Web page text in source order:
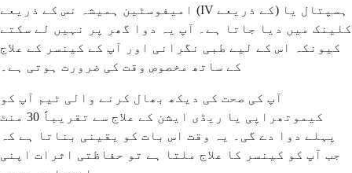
امیفوسٹین ہمیشہ نس کے ذریعے (IV کے ذریعے) ہسپتال یا
کلینک میں دیا جاتا ہے۔ آپ یہ دوا گھر پر نہیں لے سکتے
کیونکہ اس کے لیے طبی نگرانی اور آپ کے کینسر کے علاج
کے ساتھ مخصوص وقت کی ضرورت ہوتی ہے۔
آپ کی صحت کی دیکھ بھال کرنے والی ٹیم آپ کو
کیموتھراپی یا ریڈی ایشن کے علاج سے تقریباً 30 منٹ
پہلے دوا دے گی۔ یہ وقت اس بات کو یقینی بناتا ہے کہ
جب آپ کو کینسر کا علاج ملتا ہے تو حفاظتی اثرات اپنی